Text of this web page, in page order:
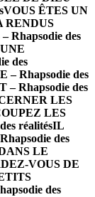
VOUS ÊTES UN
RENDUS
Rhapsodie des
des
Rhapsodie des
– Rhapsodie des
LES
LES
réalitésIL
des
LE
VOUS DE
des